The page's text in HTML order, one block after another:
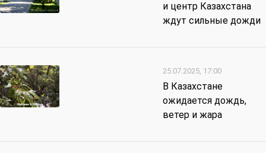
и центр Казахстана
ждут сильные дожди
25.07.2025, 17:00
В Казахстане
ожидается дождь,
ветер и жара